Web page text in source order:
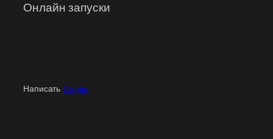
Онлайн запуски
Написать Игорю